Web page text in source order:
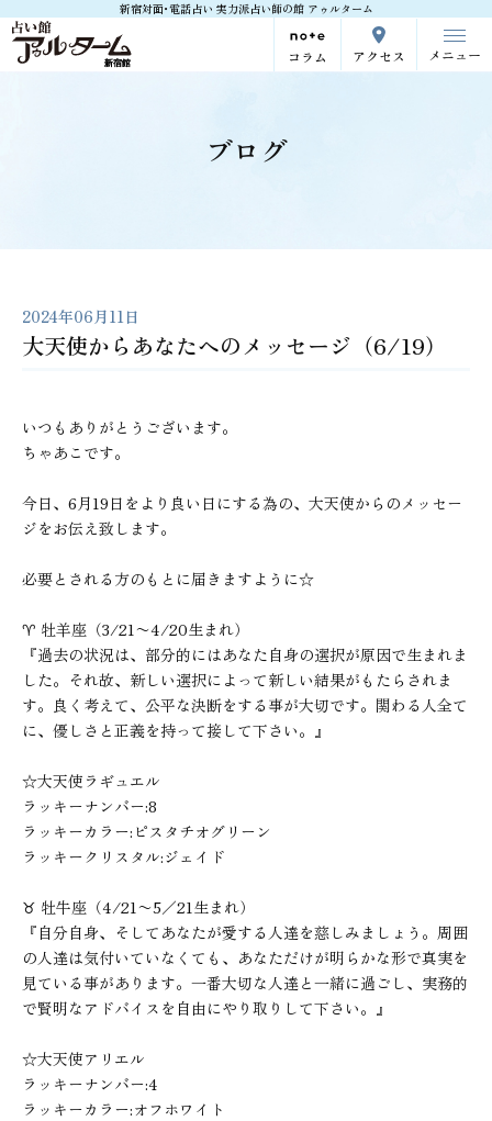
新宿対面･電話占い 実力派占い師の館 アゥルターム
コラム アクセス メニュー
ブログ
2024年06月11日
大天使からあなたへのメッセージ（6/19）
いつもありがとうございます。
ちゃあこです。
今日、6月19日をより良い日にする為の、大天使からのメッセー
ジをお伝え致します。
必要とされる方のもとに届きますように☆
♈︎ 牡羊座（3/21〜4/20生まれ）
『過去の状況は、部分的にはあなた自身の選択が原因で生まれま
した。それ故、新しい選択によって新しい結果がもたらされま
す。良く考えて、公平な決断をする事が大切です。関わる人全て
に、優しさと正義を持って接して下さい。』
☆大天使ラギュエル
ラッキーナンバー:8
ラッキーカラー:ピスタチオグリーン
ラッキークリスタル:ジェイド
♉︎ 牡牛座（4/21〜5／21生まれ）
『自分自身、そしてあなたが愛する人達を慈しみましょう。周囲
の人達は気付いていなくても、あなただけが明らかな形で真実を
見ている事があります。一番大切な人達と一緒に過ごし、実務的
で賢明なアドバイスを自由にやり取りして下さい。』
☆大天使アリエル
ラッキーナンバー:4
ラッキーカラー:オフホワイト